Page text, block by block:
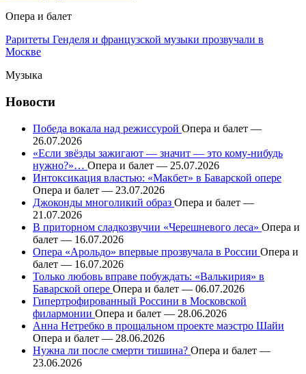
Опера и балет
Раритеты Генделя и французской музыки прозвучали в
Москве
Музыка
Новости
Победа вокала над режиссурой Опера и балет —
26.07.2026
«Если звёзды зажигают — значит — это кому-нибудь
нужно?»… Опера и балет — 25.07.2026
Интоксикация властью: «Макбет» в Баварской опере
Опера и балет — 23.07.2026
Джоконды многоликий образ Опера и балет —
21.07.2026
В приторном сладкозвучии «Черешневого леса» Опера и
балет — 16.07.2026
Опера «Арольдо» впервые прозвучала в России Опера и
балет — 16.07.2026
Только любовь вправе побуждать: «Валькирия» в
Баварской опере Опера и балет — 06.07.2026
Гипертрофированный Россини в Московской
филармонии Опера и балет — 28.06.2026
Анна Нетребко в прощальном проекте маэстро Шайи
Опера и балет — 28.06.2026
Нужна ли после смерти тишина? Опера и балет —
23.06.2026